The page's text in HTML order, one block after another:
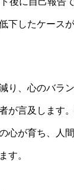
下したケース
り、心のバラ
が言及します
心が育ち、人
す。